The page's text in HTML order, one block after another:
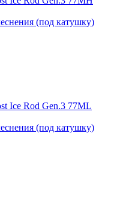
(под катушку)
Ice Rod Gen.3 77ML
(под катушку)